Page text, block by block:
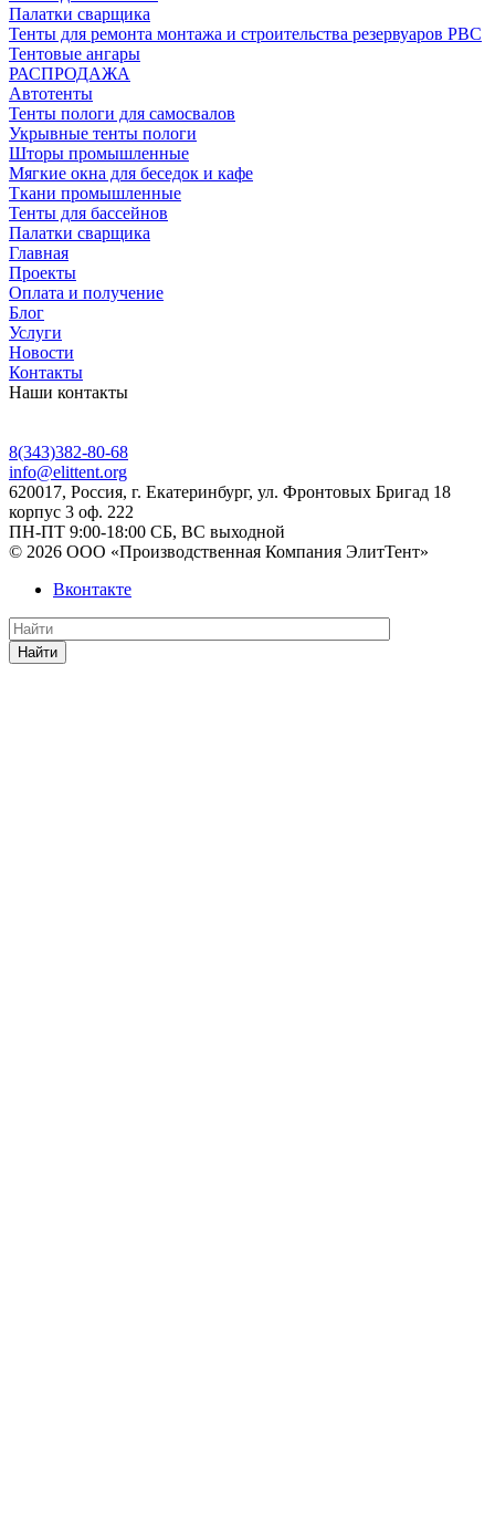
Палатки сварщика
Тенты для ремонта монтажа и строительства резервуаров РВС
Тентовые ангары
РАСПРОДАЖА
Автотенты
Тенты пологи для самосвалов
Укрывные тенты пологи
Шторы промышленные
Мягкие окна для беседок и кафе
Ткани промышленные
Тенты для бассейнов
Палатки сварщика
Главная
Проекты
Оплата и получение
Блог
Услуги
Новости
Контакты
Наши контакты
8(343)382-80-68
info@elittent.org
620017, Россия, г. Екатеринбург, ул. Фронтовых Бригад 18
корпус 3 оф. 222
ПН-ПТ 9:00-18:00 СБ, ВС выходной
© 2026 ООО «Производственная Компания ЭлитТент»
Вконтакте
Найти